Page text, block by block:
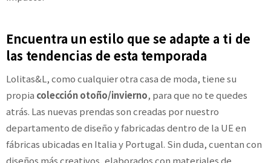
Encuentra un estilo que se adapte a ti de
las tendencias de esta temporada
Lolitas&L, como cualquier otra casa de moda, tiene su
propia colección otoño/invierno, para que no te quedes
atrás. Las nuevas prendas son creadas por nuestro
departamento de diseño y fabricadas dentro de la UE en
fábricas ubicadas en Italia y Portugal. Sin duda, cuentan con
diseños más creativos, elaborados con materiales de